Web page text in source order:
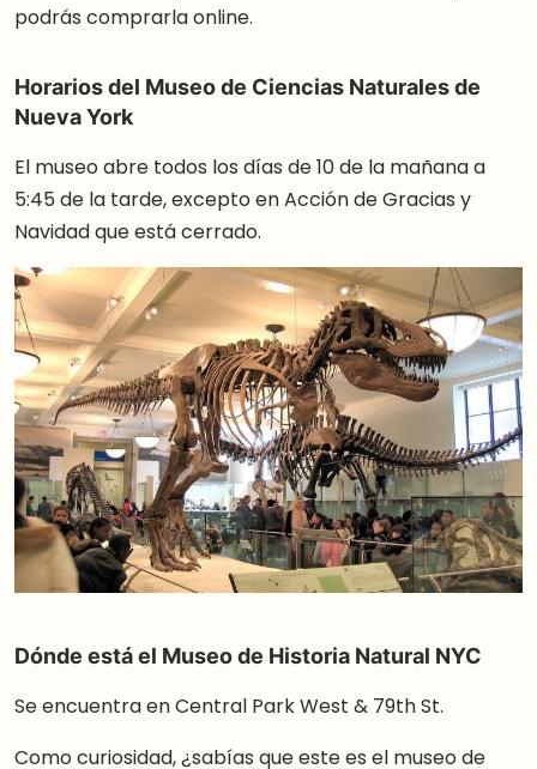
podrás comprarla online.
Horarios del Museo de Ciencias Naturales de
Nueva York
El museo abre todos los días de 10 de la mañana a
5:45 de la tarde, excepto en Acción de Gracias y
Navidad que está cerrado.
Dónde está el Museo de Historia Natural NYC
Se encuentra en Central Park West & 79th St.
Como curiosidad, ¿sabías que este es el museo de